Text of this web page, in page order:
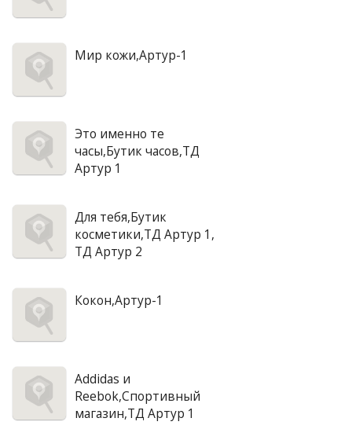
Мир кожи,Артур-1
Это именно те
часы,Бутик часов,ТД
Артур 1
Для тебя,Бутик
косметики,ТД Артур 1,
ТД Артур 2
Кокон,Артур-1
Addidas и
Reebok,Спортивный
магазин,ТД Артур 1